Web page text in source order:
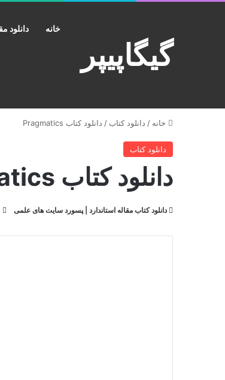
گیگاپیپر
خانه دانلود
خانه / دانلود کتاب / دانلود کتاب Pragmatics
دانلود کتاب
دانلود کتاب Pragmatics
دانلود کتاب مقاله استاندارد | پسورد سایت های علمی